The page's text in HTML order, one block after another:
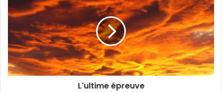
L'ultime épreuve